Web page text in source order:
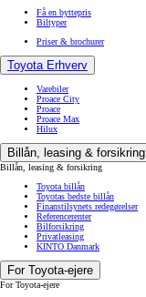
Få en byttepris
Biltyper
Priser & brochurer
Toyota Erhverv
Varebiler
Proace City
Proace
Proace Max
Hilux
Billån, leasing & forsikring
Billån, leasing & forsikring
Toyota billån
Toyotas bedste billån
Finanstilsynets redegørelser
Referencerenter
Bilforsikring
Privatleasing
KINTO Danmark
For Toyota-ejere
For Toyota-ejere